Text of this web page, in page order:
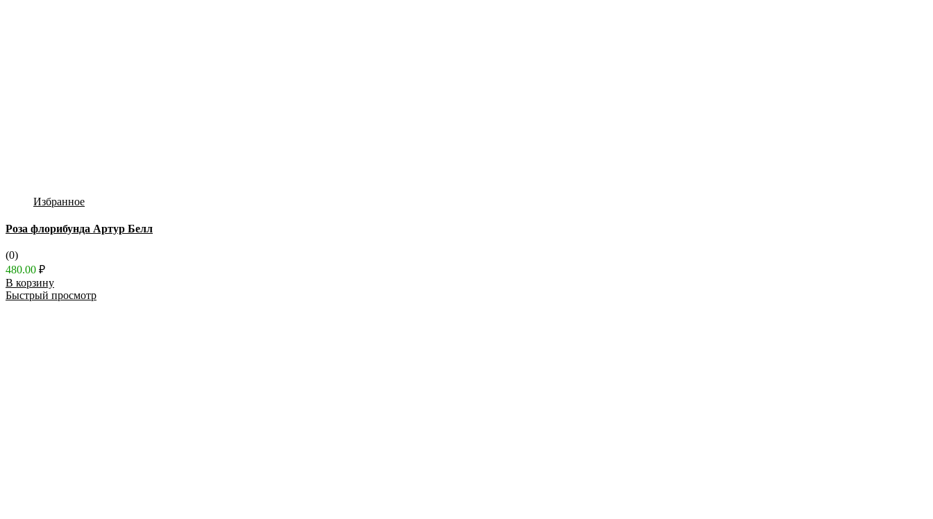
Избранное
Роза флорибунда Артур Белл
(0)
480.00 ₽
В корзину
Быстрый просмотр